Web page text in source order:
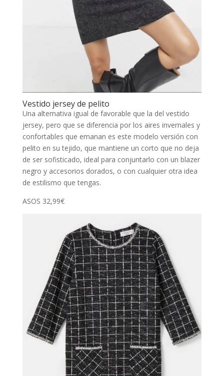
Vestido jersey de pelito
Una alternativa igual de favorable que la del vestido
jersey, pero que se diferencia por los aires invernales y
confortables que emanan es este modelo versión con
pelito en su tejido, que mantiene un corto que no deja
de ser sofisticado, ideal para conjuntarlo con un blazer
negro y accesorios dorados, o con cualquier otra idea
de estilismo que tengas.
ASOS 32,99€